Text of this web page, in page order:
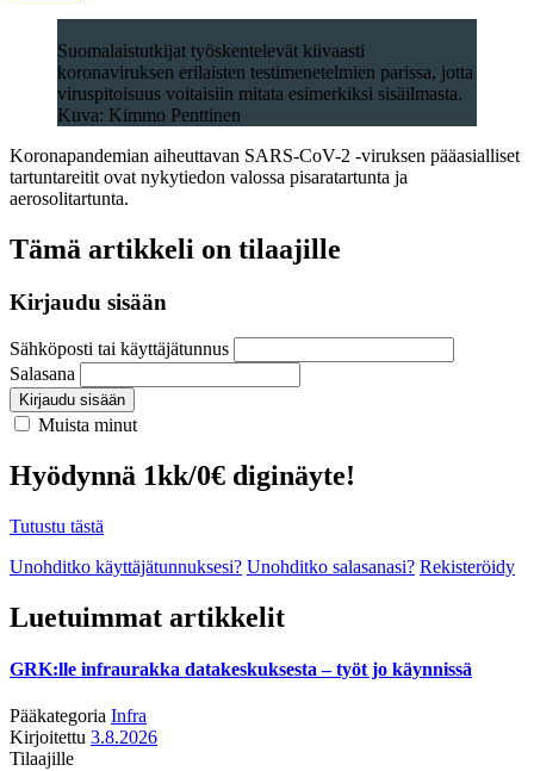
Suomalaistutkijat työskentelevät kiivaasti
koronaviruksen erilaisten testimenetelmien parissa, jotta
viruspitoisuus voitaisiin mitata esimerkiksi sisäilmasta.
Kuva: Kimmo Penttinen
Koronapandemian aiheuttavan SARS-CoV-2 -viruksen pääasialliset
tartuntareitit ovat nykytiedon valossa pisaratartunta ja
aerosolitartunta.
Tämä artikkeli on tilaajille
Kirjaudu sisään
Sähköposti tai käyttäjätunnus
Salasana
Kirjaudu sisään
Muista minut
Hyödynnä 1kk/0€ diginäyte!
Tutustu tästä
Unohditko käyttäjätunnuksesi? Unohditko salasanasi? Rekisteröidy
Luetuimmat artikkelit
GRK:lle infraurakka datakeskuksesta – työt jo käynnissä
Pääkategoria Infra
Kirjoitettu 3.8.2026
Tilaajille